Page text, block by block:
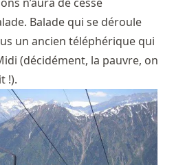
Balade qui se déroule
un ancien téléphérique qui
(décidément, la pauvre, on
!).